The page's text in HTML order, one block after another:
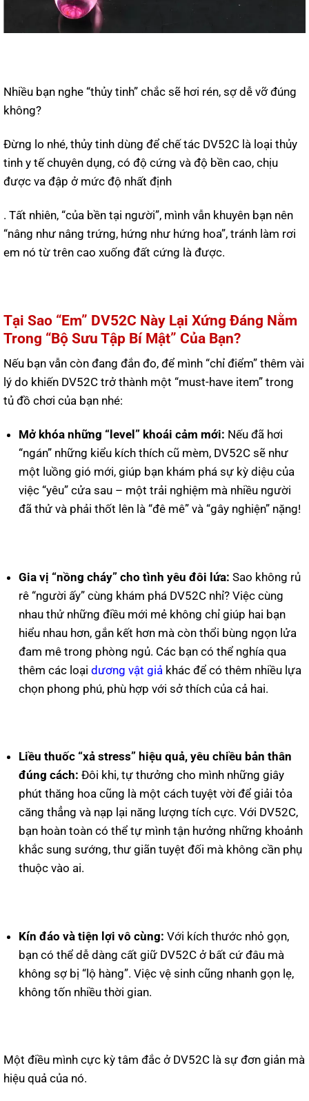
Nhiều bạn nghe “thủy tinh” chắc sẽ hơi rén, sợ dễ vỡ đúng
không?
Đừng lo nhé, thủy tinh dùng để chế tác DV52C là loại thủy
tinh y tế chuyên dụng, có độ cứng và độ bền cao, chịu
được va đập ở mức độ nhất định
. Tất nhiên, “của bền tại người”, mình vẫn khuyên bạn nên
“nâng như nâng trứng, hứng như hứng hoa”, tránh làm rơi
em nó từ trên cao xuống đất cứng là được.
Tại Sao “Em” DV52C Này Lại Xứng Đáng Nằm
Trong “Bộ Sưu Tập Bí Mật” Của Bạn?
Nếu bạn vẫn còn đang đắn đo, để mình “chỉ điểm” thêm vài
lý do khiến DV52C trở thành một “must-have item” trong
tủ đồ chơi của bạn nhé:
Mở khóa những “level” khoái cảm mới: Nếu đã hơi
“ngán” những kiểu kích thích cũ mèm, DV52C sẽ như
một luồng gió mới, giúp bạn khám phá sự kỳ diệu của
việc “yêu” cửa sau – một trải nghiệm mà nhiều người
đã thử và phải thốt lên là “đê mê” và “gây nghiện” nặng!
Gia vị “nồng cháy” cho tình yêu đôi lứa: Sao không rủ
rê “người ấy” cùng khám phá DV52C nhỉ? Việc cùng
nhau thử những điều mới mẻ không chỉ giúp hai bạn
hiểu nhau hơn, gắn kết hơn mà còn thổi bùng ngọn lửa
đam mê trong phòng ngủ. Các bạn có thể nghía qua
thêm các loạidương vật giả khác để có thêm nhiều lựa
chọn phong phú, phù hợp với sở thích của cả hai.
Liều thuốc “xả stress” hiệu quả, yêu chiều bản thân
đúng cách: Đôi khi, tự thưởng cho mình những giây
phút thăng hoa cũng là một cách tuyệt vời để giải tỏa
căng thẳng và nạp lại năng lượng tích cực. Với DV52C,
bạn hoàn toàn có thể tự mình tận hưởng những khoảnh
khắc sung sướng, thư giãn tuyệt đối mà không cần phụ
thuộc vào ai.
Kín đáo và tiện lợi vô cùng: Với kích thước nhỏ gọn,
bạn có thể dễ dàng cất giữ DV52C ở bất cứ đâu mà
không sợ bị “lộ hàng”. Việc vệ sinh cũng nhanh gọn lẹ,
không tốn nhiều thời gian.
Một điều mình cực kỳ tâm đắc ở DV52C là sự đơn giản mà
hiệu quả của nó.